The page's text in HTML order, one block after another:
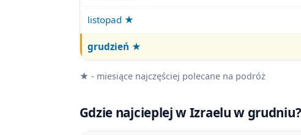
listopad ★
grudzień ★
★ - miesiące najczęściej polecane na podróż
Gdzie najcieplej w Izraelu w